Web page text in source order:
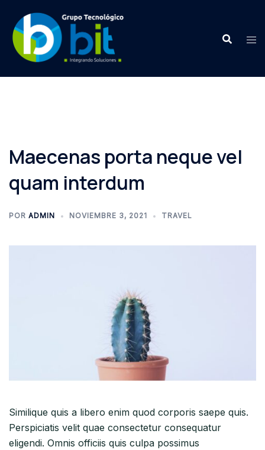
contenido
Maecenas porta neque vel
quam interdum
POR ADMIN NOVIEMBRE 3, 2021 TRAVEL
Similique quis a libero enim quod corporis saepe quis.
Perspiciatis velit quae consectetur consequatur
eligendi. Omnis officiis quis culpa possimus